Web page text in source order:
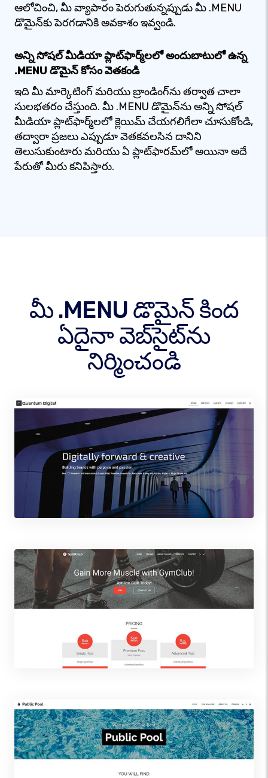
ఆలోచించి, మీ వ్యాపారం పెరుగుతున్నప్పుడు మీ .MENU
డొమైన్‌కు పెరగడానికి అవకాశం ఇవ్వండి.
అన్ని సోషల్ మీడియా ప్లాట్‌ఫార్మ్‌లలో అందుబాటులో ఉన్న
.MENU డొమైన్ కోసం వెతకండి
ఇది మీ మార్కెటింగ్ మరియు బ్రాండింగ్‌ను తర్వాత చాలా
సులభతరం చేస్తుంది. మీ .MENU డొమైన్‌ను అన్ని సోషల్
మీడియా ప్లాట్‌ఫార్మ్‌లలో క్లెయిమ్ చేయగలిగేలా చూసుకోండి,
తద్వారా ప్రజలు ఎప్పుడూ వెతకవలసిన దానిని
తెలుసుకుంటారు మరియు ఏ ప్లాట్‌ఫారమ్‌లో అయినా అదే
పేరుతో మీరు కనిపిస్తారు.
మీ .MENU డొమైన్ కింద
ఏదైనా వెబ్‌సైట్‌ను
నిర్మించండి